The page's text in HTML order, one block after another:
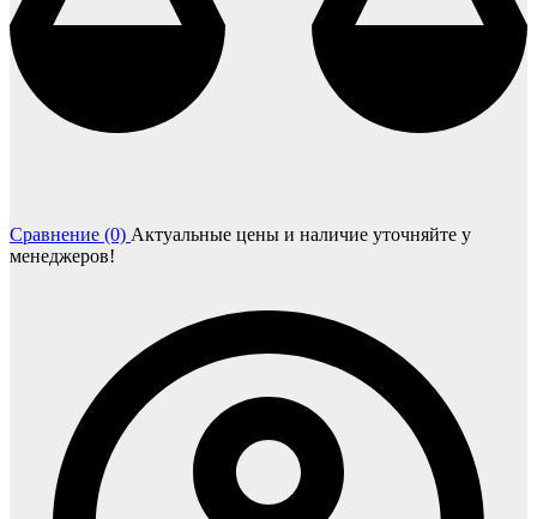
Сравнение (0) Актуальные цены и наличие уточняйте у
менеджеров!